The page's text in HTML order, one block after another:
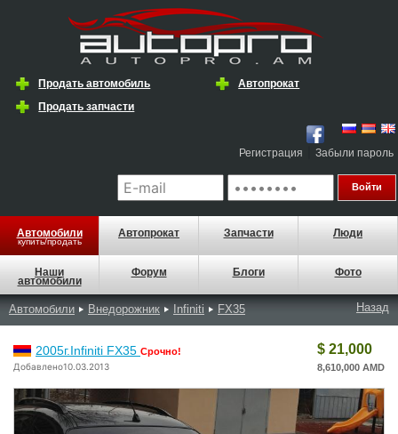
Продать автомобиль
Автопрокат
Продать запчасти
Регистрация Забыли пароль
Автомобили
купить/продать
Автопрокат Запчасти Люди
Наши
автомобили
Форум Блоги Фото
Автомобили Внедорожник Infiniti FX35 Назад
2005г.Infiniti FX35 Срочно!
Добавлено10.03.2013
$ 21,000
8,610,000 AMD